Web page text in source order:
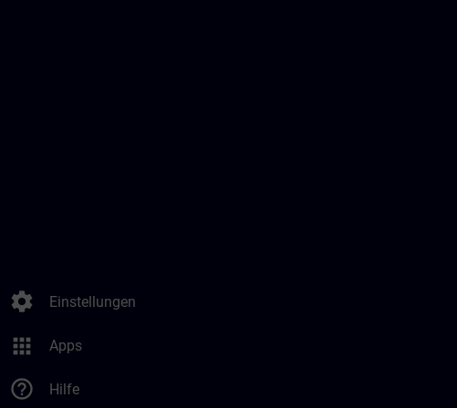
settings Einstellungen
apps Apps
help_outline Hilfe